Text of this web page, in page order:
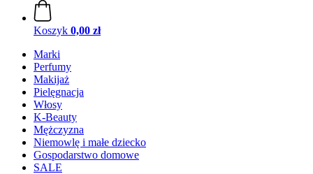
Koszyk 0,00 zł
Marki
Perfumy
Makijaż
Pielęgnacja
Włosy
K-Beauty
Mężczyzna
Niemowlę i małe dziecko
Gospodarstwo domowe
SALE